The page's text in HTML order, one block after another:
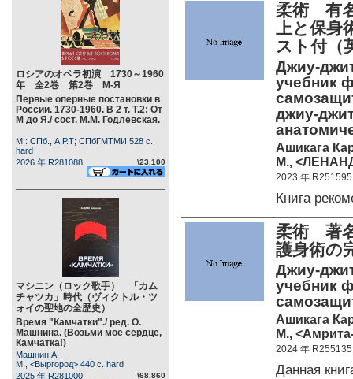
ロシアのオペラ初演 1730～1960
年 全2巻 第2巻 М-Я
Первые оперные постановки в
России. 1730-1960. В 2 т. Т.2: От
М до Я./ сост. М.М. Годлевская.
М.: СПб., А.Р.Т; СПбГМТМИ 528 c.
hard
2026 年 R281088
\23,100
マシニン（ロック歌手） 「カム
チャツカ」時代（ヴィクトル・ツ
ォイの聖地の全歴史）
Время "Камчатки"./ ред. О.
Машнина. (Возьми мое сердце,
Камчатка!)
Машнин А.
М., <Выргород> 440 c. hard
2025 年 R281000
\68,860
柔術 有
上と保身
スト付（
Джиу-
учебник
джиу-
Ашикага
М.,
2023 年 R251595
Книга
柔術 著
護身術の
Джиу-
учебник
Ашикага
М.,
2024 年 R255135
Данная